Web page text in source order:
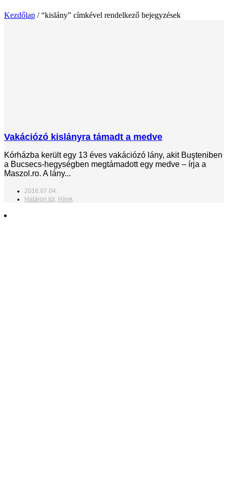
Kezdőlap / “kislány” címkével rendelkező bejegyzések
Vakációzó kislányra támadt a medve
Kórházba került egy 13 éves vakációzó lány, akit Buşteniben
a Bucsecs-hegységben megtámadott egy medve – írja a
Maszol.ro. A lány...
2016.07.04.
Határon túl, Hírek